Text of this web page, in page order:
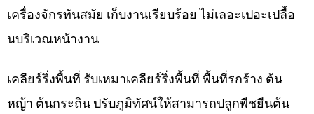
เครื่องจักรทันสมัย เก็บงานเรียบร้อย ไม่เลอะเปอะเปลื้อ
นบริเวณหน้างาน
เคลียร์ริ่งพื้นที่ รับเหมาเคลียร์ริ่งพื้นที่ พื้นที่รกร้าง ต้น
หญ้า ต้นกระถิน ปรับภูมิทัศน์ให้สามารถปลูกพืชยืนต้น